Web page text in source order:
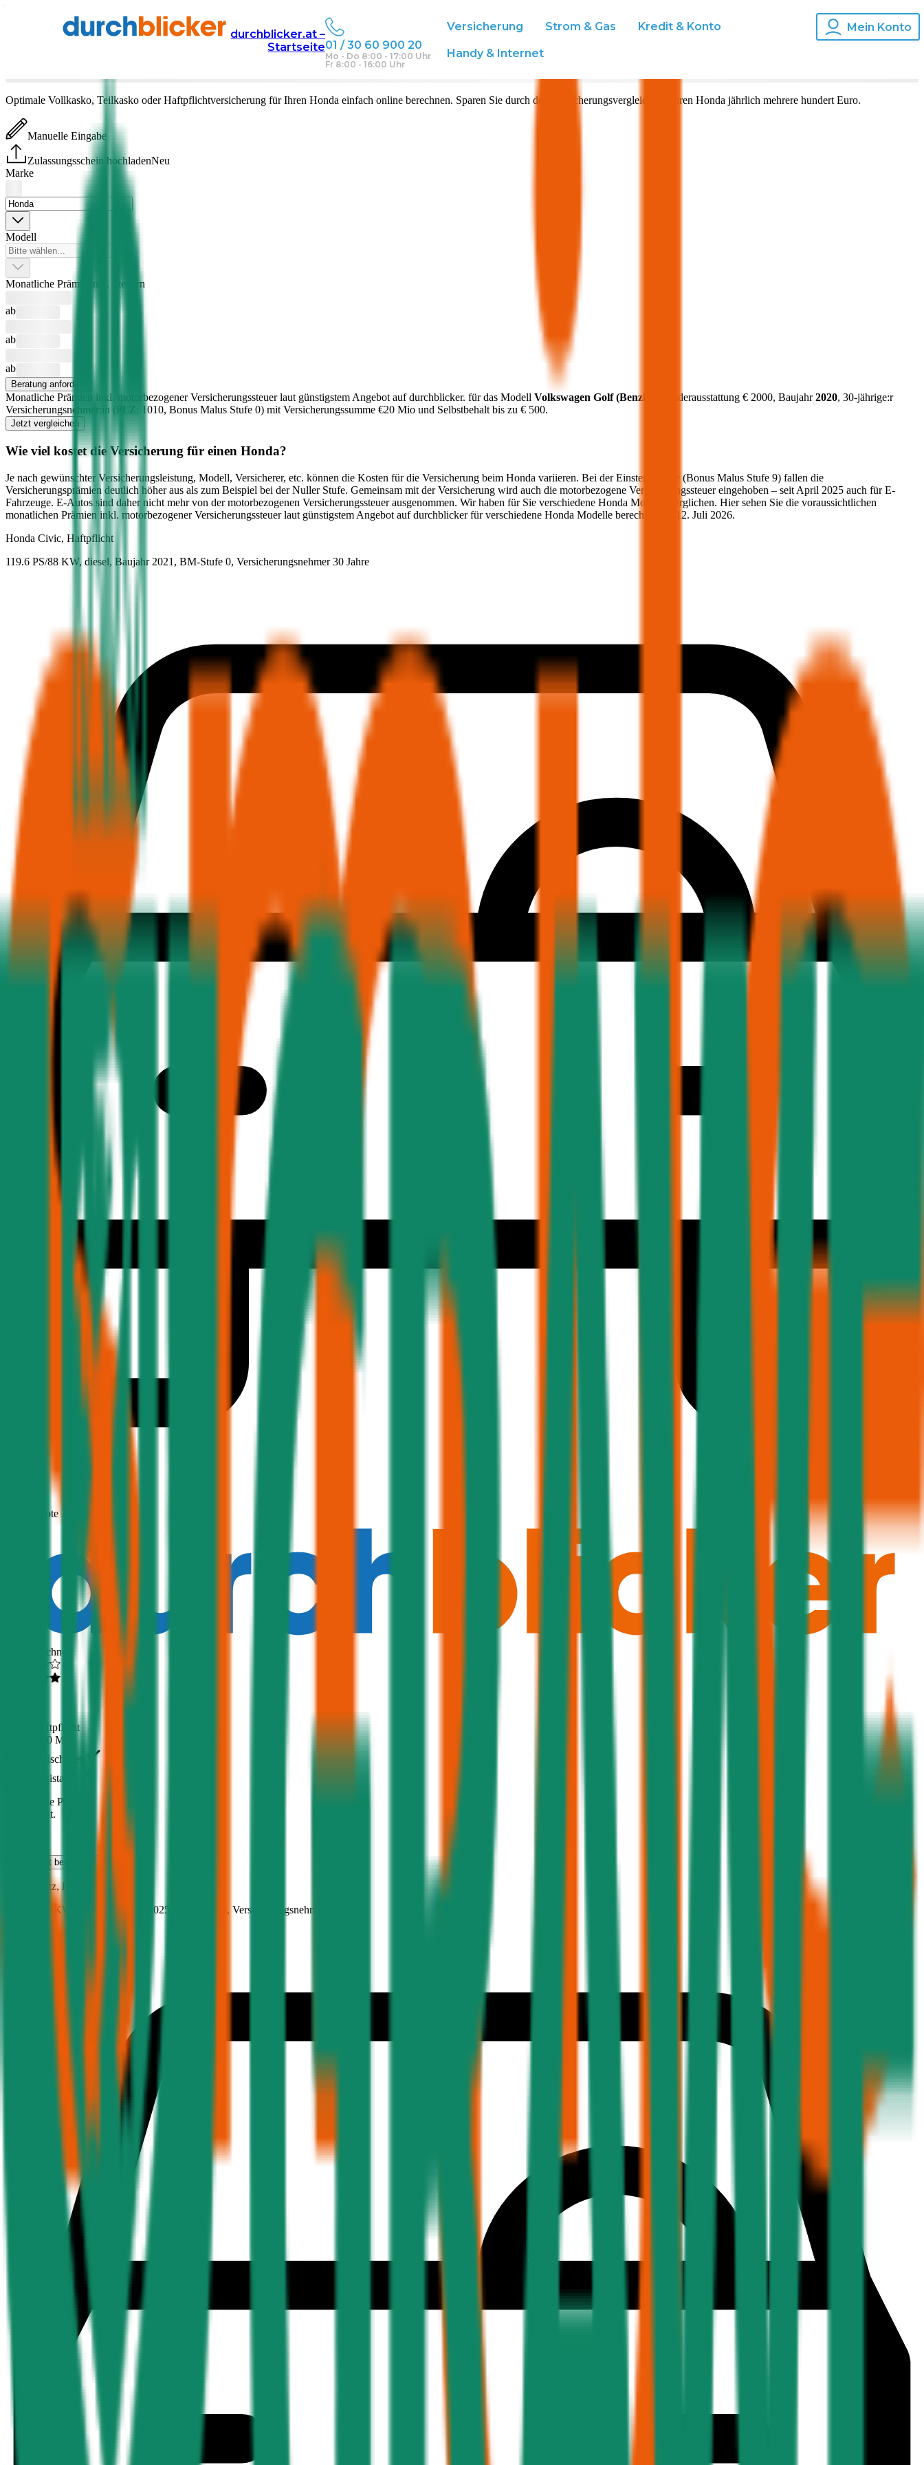
durchblicker.at –
Startseite01 / 30 60 900 20
Mo - Do 8:00 - 17:00 Uhr
Fr 8:00 - 16:00 Uhr
Versicherung Strom & Gas Kredit & Konto
Handy & Internet
Mein Konto
Autoversicherung
Versicherung vergleichen & abschließen
Optimale Vollkasko, Teilkasko oder Haftpflichtversicherung für Ihren Honda einfach online berechnen. Sparen Sie durch den Versicherungsvergleich für Ihren Honda jährlich mehrere hundert Euro.
Manuelle Eingabe
Zulassungsschein hochladenNeu
Marke
Modell
Monatliche Prämie inkl. Steuern
ab
ab
ab
Beratung anfordern
Monatliche Prämien inkl. motorbezogener Versicherungssteuer laut günstigstem Angebot auf durchblicker. für das Modell Volkswagen Golf(Benzin , Sonderausstattung € 2000, Baujahr2020, 30-jährige:r
Versicherungsnehmer:in (PLZ: 1010, Bonus Malus Stufe 0) mit Versicherungssumme €20 Mio und Selbstbehalt bis zu € 500.
Jetzt vergleichen
Wie viel kostet die Versicherung für einen Honda?
Je nach gewünschter Versicherungsleistung, Modell, Versicherer, etc. können die Kosten für die Versicherung beim Honda variieren. Bei der Einsteigerstufe (Bonus Malus Stufe 9) fallen die
Versicherungsprämien deutlich höher aus als zum Beispiel bei der Nuller Stufe. Gemeinsam mit der Versicherung wird auch die motorbezogene Versicherungssteuer eingehoben – seit April 2025 auch für E-
Fahrzeuge. E-Autos sind daher nicht mehr von der motorbezogenen Versicherungssteuer ausgenommen. Wir haben für Sie verschiedene Honda Modelle verglichen. Hier sehen Sie die voraussichtlichen
monatlichen Prämien inkl. motorbezogener Versicherungssteuer laut günstigstem Angebot auf durchblicker für verschiedene Honda Modelle berechnet am 12. Juli 2026.
Honda Civic, Haftpflicht
119.6 PS/88 KW, diesel, Baujahr 2021, BM-Stufe 0, Versicherungsnehmer 30 Jahre
Produktnote
Ausgezeichnet
Haftpflicht
€ 20 Mio.
Freischaden
Assistance
Monatliche Prämie
inkl. mVSt.
Haftpflicht berechnen
Jazz, Haftpflicht
107 PS/79 KW, hybrid, Baujahr 2025,
, Versicherungsnehmer 30 Jahre